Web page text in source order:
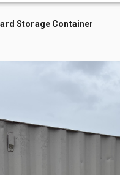
Storage Container